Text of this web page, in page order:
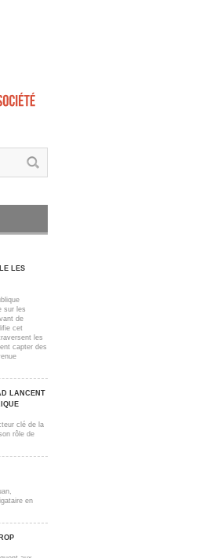
LES
sur les
de
cet
les
capter des
LANCENT
clé de la
rôle de
en